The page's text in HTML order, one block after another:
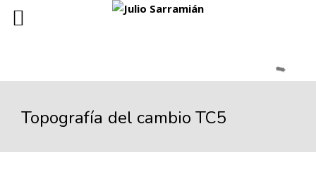
Topografía del cambio TC5